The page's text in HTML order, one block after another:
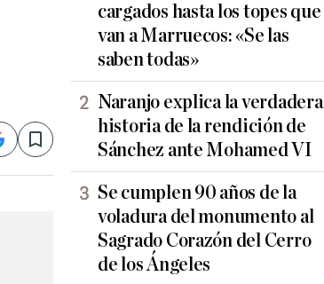
Save
cargados hasta los topes que
van a Marruecos: «Se las
saben todas»
Naranjo explica la verdadera
historia de la rendición de
Sánchez ante Mohamed VI
Se cumplen 90 años de la
voladura del monumento al
Sagrado Corazón del Cerro
de los Ángeles